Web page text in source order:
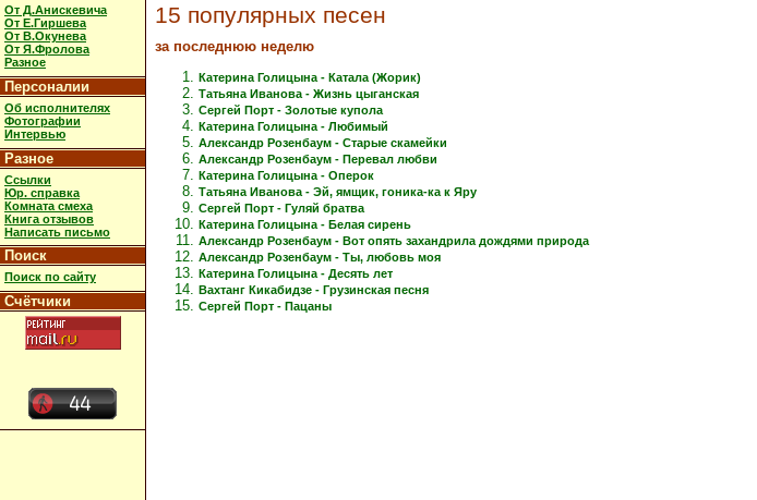
От Д.Анискевича
От Е.Гиршева
От В.Окунева
От Я.Фролова
Разное
Персоналии
Об исполнителях
Фотографии
Интервью
Разное
Ссылки
Юр. справка
Комната смеха
Книга отзывов
Написать письмо
Поиск
Поиск по сайту
Счётчики
15 популярных песен
за последнюю неделю
Катерина Голицына - Катала (Жорик)
Татьяна Иванова - Жизнь цыганская
Сергей Порт - Золотые купола
Катерина Голицына - Любимый
Александр Розенбаум - Старые скамейки
Александр Розенбаум - Перевал любви
Катерина Голицына - Оперок
Татьяна Иванова - Эй, ямщик, гоника-ка к Яру
Сергей Порт - Гуляй братва
Катерина Голицына - Белая сирень
Александр Розенбаум - Вот опять захандрила дождями природа
Александр Розенбаум - Ты, любовь моя
Катерина Голицына - Десять лет
Вахтанг Кикабидзе - Грузинская песня
Сергей Порт - Пацаны